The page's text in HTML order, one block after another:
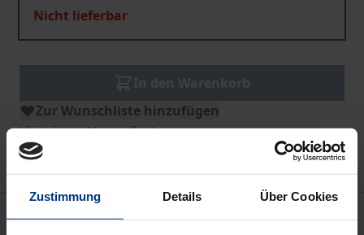
Zustimmung Details Über Cookies
Nicht lieferbar
Zur Wunschliste hinzufügen
Hinweise zu Versandkosten
Beschreibung